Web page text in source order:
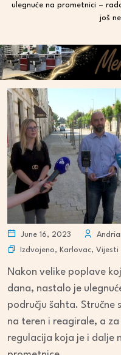
ulegnuće na prometnici –
još
June 16, 2023
Izdvojeno, Karlovac, Vijesti
Nakon velike poplave
dana, nastalo je
području šahta. Stručne
na teren i reagirale, a
regulacija koja je i dalje